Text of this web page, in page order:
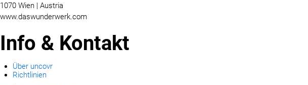
1070 Wien | Austria
www.daswunderwerk.com
Info & Kontakt
Über uncovr
Richtlinien